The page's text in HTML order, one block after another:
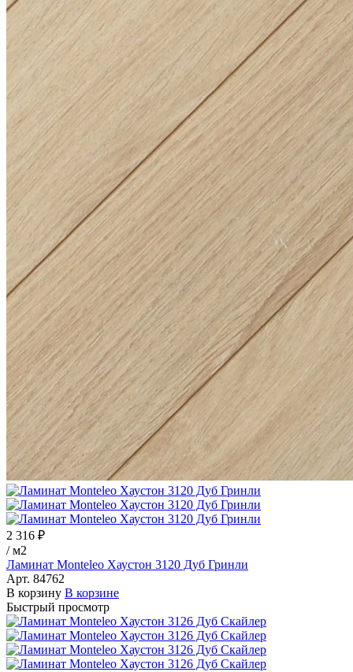
2 316 ₽
/ м2
Ламинат Monteleo Хаустон 3120 Дуб Гринли
Арт. 84762
В корзину В корзине
Быстрый просмотр